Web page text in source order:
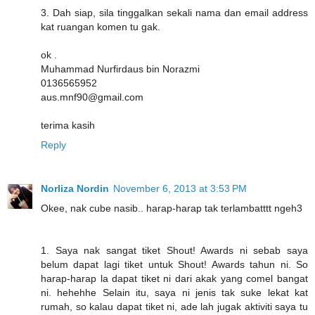
3. Dah siap, sila tinggalkan sekali nama dan email address
kat ruangan komen tu gak.
ok .
Muhammad Nurfirdaus bin Norazmi
0136565952
aus.mnf90@gmail.com
terima kasih
Reply
Norliza Nordin November 6, 2013 at 3:53 PM
Okee, nak cube nasib.. harap-harap tak terlambatttt ngeh3
1. Saya nak sangat tiket Shout! Awards ni sebab saya
belum dapat lagi tiket untuk Shout! Awards tahun ni. So
harap-harap la dapat tiket ni dari akak yang comel bangat
ni. hehehhe Selain itu, saya ni jenis tak suke lekat kat
rumah, so kalau dapat tiket ni, ade lah jugak aktiviti saya tu